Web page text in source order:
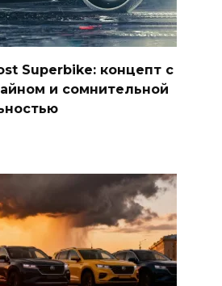
Superbike: концепт с
и сомнительной